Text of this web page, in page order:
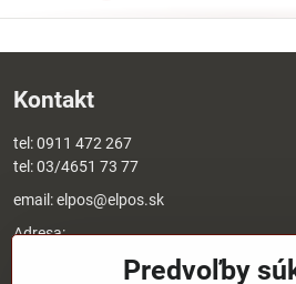
Kontakt
tel:0911 472 267
tel:03/4651 73 77
email:elpos@elpos.sk
Adresa:
Štefánikova 1470/50cPredvoľby